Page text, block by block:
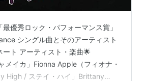
優秀ロック・パフォーマンス賞」
シングル曲とそのアーティスト
ート アーティスト・楽曲🌟
イカ」Fionna Apple（フィオナ・
High / ステイ・ハイ」Brittany